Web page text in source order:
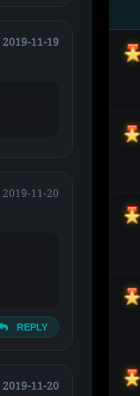
2019-11-19
2019-11-20
REPLY
2019-11-20